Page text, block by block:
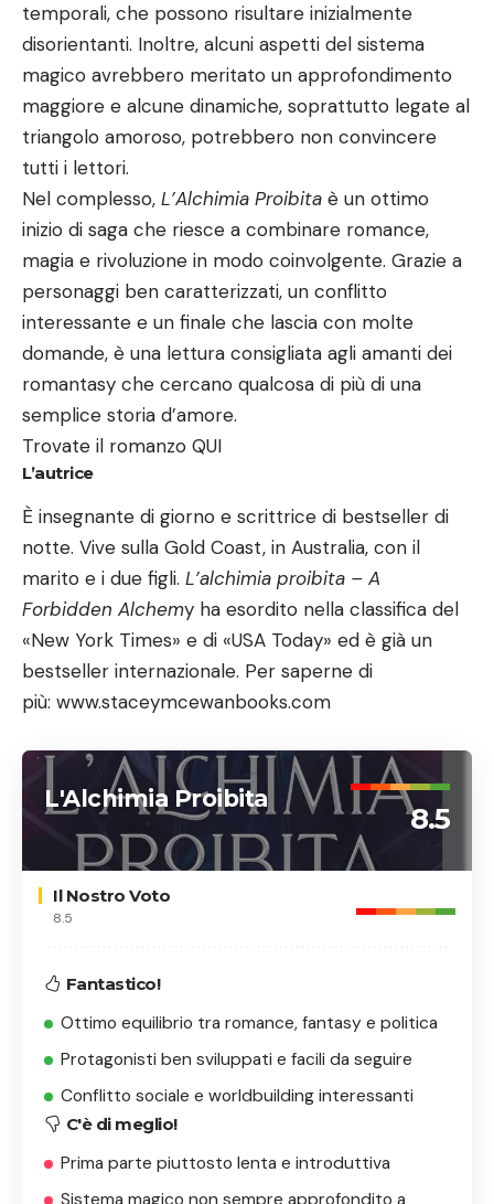
temporali, che possono risultare inizialmente
disorientanti. Inoltre, alcuni aspetti del sistema
magico avrebbero meritato un approfondimento
maggiore e alcune dinamiche, soprattutto legate al
triangolo amoroso, potrebbero non convincere
tutti i lettori.
Nel complesso, L’Alchimia Proibita è un ottimo
inizio di saga che riesce a combinare romance,
magia e rivoluzione in modo coinvolgente. Grazie a
personaggi ben caratterizzati, un conflitto
interessante e un finale che lascia con molte
domande, è una lettura consigliata agli amanti dei
romantasy che cercano qualcosa di più di una
semplice storia d’amore.
Trovate il romanzo QUI
L’autrice
È insegnante di giorno e scrittrice di bestseller di
notte. Vive sulla Gold Coast, in Australia, con il
marito e i due figli. L’alchimia proibita – A
Forbidden Alchemy ha esordito nella classifica del
«New York Times» e di «USA Today» ed è già un
bestseller internazionale. Per saperne di
più: www.staceymcewanbooks.com
L'Alchimia Proibita
8.5
Il Nostro Voto
8.5
Fantastico!
Ottimo equilibrio tra romance, fantasy e politica
Protagonisti ben sviluppati e facili da seguire
Conflitto sociale e worldbuilding interessanti
C'è di meglio!
Prima parte piuttosto lenta e introduttiva